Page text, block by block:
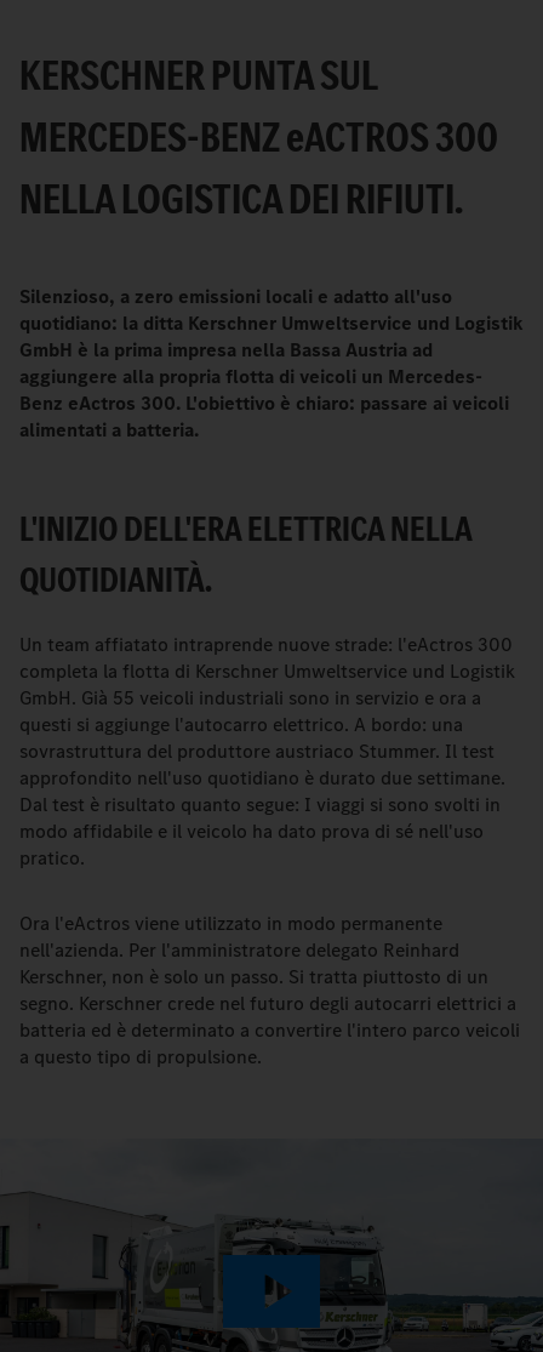
KERSCHNER PUNTA SUL
MERCEDES-BENZeACTROS 300
NELLA LOGISTICA DEI RIFIUTI.
Silenzioso, a zero emissioni locali e adatto all'uso
quotidiano: la ditta Kerschner Umweltservice und Logistik
GmbH è la prima impresa nella Bassa Austria ad
aggiungere alla propria flotta di veicoli un Mercedes-
Benz eActros 300. L'obiettivo è chiaro: passare ai veicoli
alimentati a batteria.
L'INIZIO DELL'ERA ELETTRICA NELLA
QUOTIDIANITÀ.
Un team affiatato intraprende nuove strade: l'eActros 300
completa la flotta di Kerschner Umweltservice und Logistik
GmbH. Già 55 veicoli industriali sono in servizio e ora a
questi si aggiunge l'autocarro elettrico. A bordo: una
sovrastruttura del produttore austriaco Stummer. Il test
approfondito nell'uso quotidiano è durato due settimane.
Dal test è risultato quanto segue: I viaggi si sono svolti in
modo affidabile e il veicolo ha dato prova di sé nell'uso
pratico.
Ora l'eActros viene utilizzato in modo permanente
nell'azienda. Per l'amministratore delegato Reinhard
Kerschner, non è solo un passo. Si tratta piuttosto di un
segno. Kerschner crede nel futuro degli autocarri elettrici a
batteria ed è determinato a convertire l'intero parco veicoli
a questo tipo di propulsione.
Play